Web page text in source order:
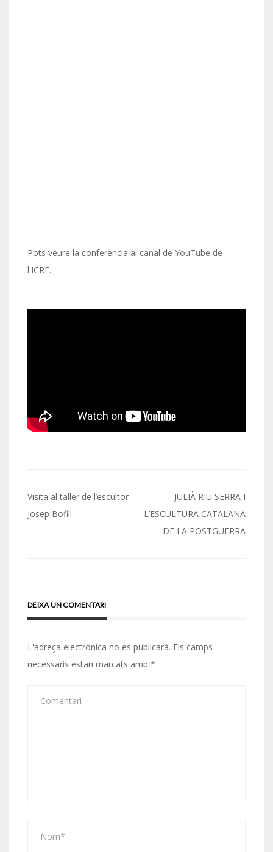
Pots veure la conferencia al canal de YouTube de
l'ICRE.
Navegació
d'entrades
Visita al taller de l’escultor
Josep Bofill
JULIÀ RIU SERRA I
L’ESCULTURA CATALANA
DE LA POSTGUERRA
DEIXA UN COMENTARI
L'adreça electrònica no es publicarà. Els camps
necessaris estan marcats amb *